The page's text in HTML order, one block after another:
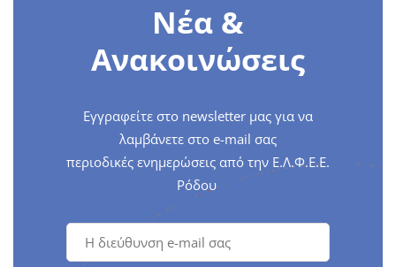
Νέα &
Ανακοινώσεις
Εγγραφείτε στο newsletter μας για να
λαμβάνετε στο e-mail σας
περιοδικές ενημερώσεις από την Ε.Λ.Φ.Ε.Ε.
Ρόδου